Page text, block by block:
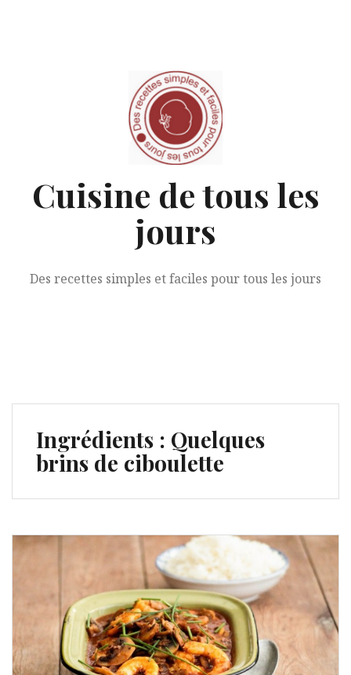
Cuisine de tous les
jours
Des recettes simples et faciles pour tous les jours
Ingrédients : Quelques
brins de ciboulette